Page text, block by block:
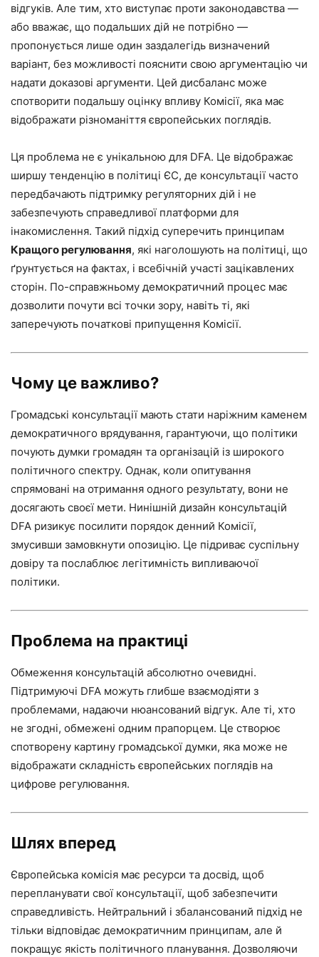
відгуків. Але тим, хто виступає проти законодавства —
або вважає, що подальших дій не потрібно —
пропонується лише один заздалегідь визначений
варіант, без можливості пояснити свою аргументацію чи
надати доказові аргументи. Цей дисбаланс може
спотворити подальшу оцінку впливу Комісії, яка має
відображати різноманіття європейських поглядів.
Ця проблема не є унікальною для DFA. Це відображає
ширшу тенденцію в політиці ЄС, де консультації часто
передбачають підтримку регуляторних дій і не
забезпечують справедливої ​​платформи для
інакомислення. Такий підхід суперечить принципам
Кращого регулювання, які наголошують на політиці, що
ґрунтується на фактах, і всебічній участі зацікавлених
сторін. По-справжньому демократичний процес має
дозволити почути всі точки зору, навіть ті, які
заперечують початкові припущення Комісії.
Чому це важливо?
Громадські консультації мають стати наріжним каменем
демократичного врядування, гарантуючи, що політики
почують думки громадян та організацій із широкого
політичного спектру. Однак, коли опитування
спрямовані на отримання одного результату, вони не
досягають своєї мети. Нинішній дизайн консультацій
DFA ризикує посилити порядок денний Комісії,
змусивши замовкнути опозицію. Це підриває суспільну
довіру та послаблює легітимність випливаючої
політики.
Проблема на практиці
Обмеження консультацій абсолютно очевидні.
Підтримуючі DFA можуть глибше взаємодіяти з
проблемами, надаючи нюансований відгук. Але ті, хто
не згодні, обмежені одним прапорцем. Це створює
спотворену картину громадської думки, яка може не
відображати складність європейських поглядів на
цифрове регулювання.
Шлях вперед
Європейська комісія має ресурси та досвід, щоб
перепланувати свої консультації, щоб забезпечити
справедливість. Нейтральний і збалансований підхід не
тільки відповідає демократичним принципам, але й
покращує якість політичного планування. Дозволяючи